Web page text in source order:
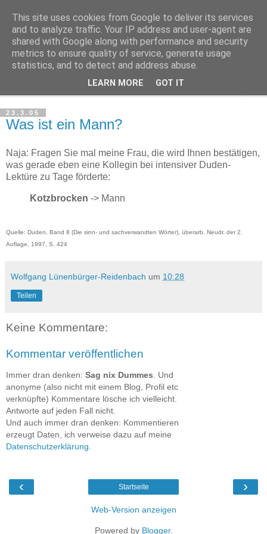
Haltungsturnen
Niveau sieht nur von unten aus wie Arroganz.
23.3.05
Was ist ein Mann?
Naja: Fragen Sie mal meine Frau, die wird Ihnen bestätigen,
was gerade eben eine Kollegin bei intensiver Duden-
Lektüre zu Tage förderte:
Kotzbrocken -> Mann
Quelle: Duden, Band 8 (Die sinn- und sachverwandten Wörter), überarb. Neudr. der 2.
Auflage, 1997, S. 424
Wolfgang Lünenbürger-Reidenbach um 10:28
Teilen
Keine Kommentare:
Kommentar veröffentlichen
Immer dran denken: Sag nix Dummes. Und
anonyme (also nicht mit einem Blog, Profil etc
verknüpfte) Kommentare lösche ich vielleicht.
Antworte auf jeden Fall nicht.
Und auch immer dran denken: Kommentieren
erzeugt Daten, ich verweise dazu auf meine
Datenschutzerklärung.
‹ ›
Startseite
Web-Version anzeigen
Powered by Blogger.
This site uses cookies from Google to deliver its services
and to analyze traffic. Your IP address and user-agent are
shared with Google along with performance and security
metrics to ensure quality of service, generate usage
statistics, and to detect and address abuse.
LEARN MORE GOT IT